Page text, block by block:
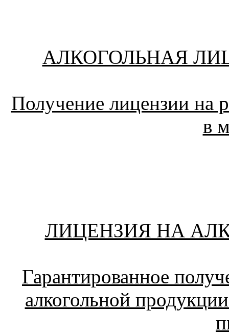
АЛКОГОЛЬНАЯ
Получение лицензии на
в
ЛИЦЕНЗИЯ НА
Гарантированное
алкогольной